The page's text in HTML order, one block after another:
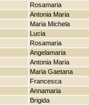
Rosamaria
Antonia Maria
Maria Michela
Lucia
Rosamaria
Angelamaria
Antonia Maria
Maria Gaetana
Francesca
Annamaria
Brigida